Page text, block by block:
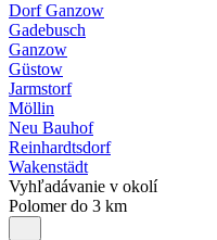
Dorf Ganzow
Gadebusch
Ganzow
Güstow
Jarmstorf
Möllin
Neu Bauhof
Reinhardtsdorf
Wakenstädt
Vyhľadávanie v okolí
Polomer do 3 km